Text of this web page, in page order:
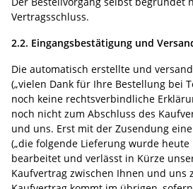
Vertragsschluss.
2.2. Eingangsbestätigung und
Die automatisch erstellte und
(„vielen Dank für Ihre Bestellung bei
noch keine rechtsverbindliche
noch nicht zum Abschluss des
und uns. Erst mit der Zusendung
(„die folgende Lieferung wurde
bearbeitet und verlässt in Kürze
Kaufvertrag zwischen Ihnen und uns